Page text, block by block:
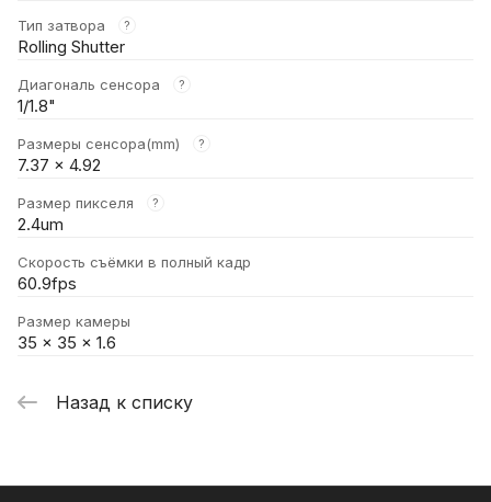
Тип затвора ?
Rolling Shutter
Диагональ сенсора ?
1/1.8"
Размеры сенсора(mm) ?
7.37 x 4.92
Размер пикселя ?
2.4um
Скорость съёмки в полный кадр
60.9fps
Размер камеры
35 × 35 × 1.6
Назад к списку